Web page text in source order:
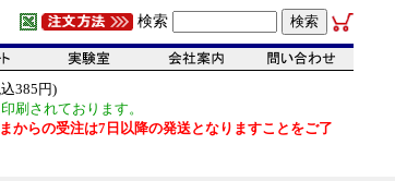
検索
385円)
刷されております。
からの受注は7日以降の発送となりますことをご了